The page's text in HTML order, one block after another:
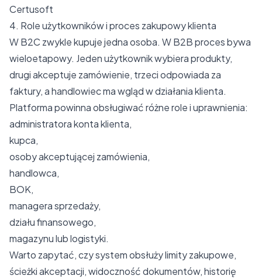
Certusoft
4. Role użytkowników i proces zakupowy klienta
W B2C zwykle kupuje jedna osoba. W B2B proces bywa
wieloetapowy. Jeden użytkownik wybiera produkty,
drugi akceptuje zamówienie, trzeci odpowiada za
faktury, a handlowiec ma wgląd w działania klienta.
Platforma powinna obsługiwać różne role i uprawnienia:
administratora konta klienta,
kupca,
osoby akceptującej zamówienia,
handlowca,
BOK,
managera sprzedaży,
działu finansowego,
magazynu lub logistyki.
Warto zapytać, czy system obsłuży limity zakupowe,
ścieżki akceptacji, widoczność dokumentów, historię